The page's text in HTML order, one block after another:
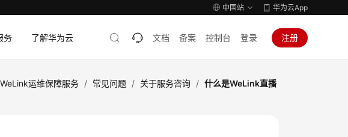
中国站 华为云App
务 了解华为云 文档 备案 控制台 登录 注册
WeLink运维保障服务 / 常见问题 / 关于服务咨询 / 什么是WeLink直播